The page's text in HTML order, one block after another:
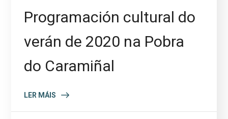
Programación cultural do
verán de 2020 na Pobra
do Caramiñal
LER MÁIS